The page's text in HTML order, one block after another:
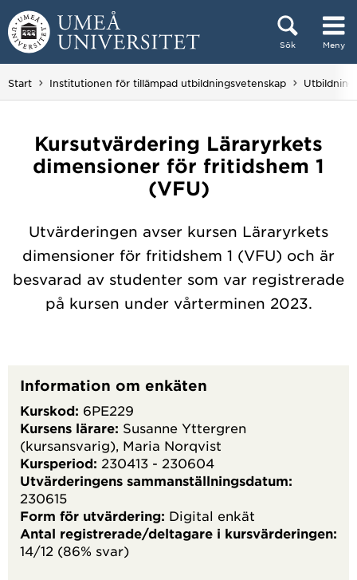
Hoppa direkt till innehållet
Sök Meny
Huvudmenyn dold.
Start Institutionen för tillämpad utbildningsvetenskap Utbildning
Kursutvärdering Läraryrkets
dimensioner för fritidshem 1
(VFU)
Utvärderingen avser kursen Läraryrkets
dimensioner för fritidshem 1 (VFU) och är
besvarad av studenter som var registrerade
på kursen under vårterminen 2023.
Information om enkäten
Kurskod: 6PE229
Kursens lärare: Susanne Yttergren
(kursansvarig), Maria Norqvist
Kursperiod: 230413 - 230604
Utvärderingens sammanställningsdatum:
230615
Form för utvärdering: Digital enkät
Antal registrerade/deltagare i kursvärderingen:
14/12 (86% svar)